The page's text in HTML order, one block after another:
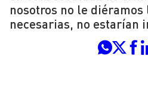
nosotros no le diéramos
necesarias, no estarían